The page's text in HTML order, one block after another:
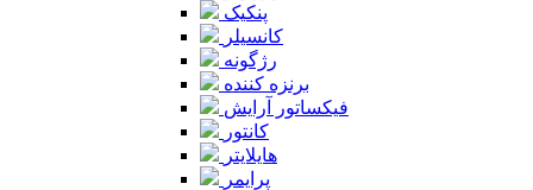
پنکیک
کانسیلر
رژگونه
برنزه کننده
فیکساتور آرایش
کانتور
هایلایتر
پرایمر